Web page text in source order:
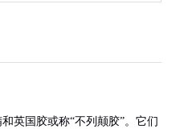
英国胶或称“不列颠胶”。它们